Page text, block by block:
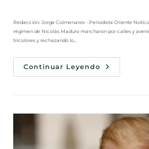
Redacción: Jorge Colmenares - Periodista Oriente
régimen de Nicolás Maduro marcharon por calles y
tricolores y rechazando lo…
Continuar Leyendo